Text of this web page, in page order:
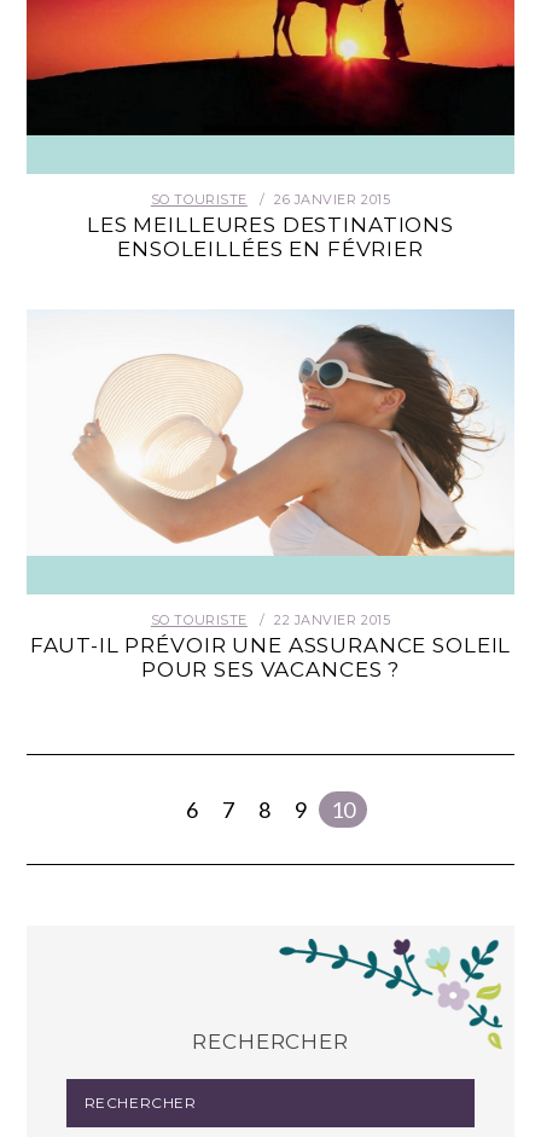
SO TOURISTE 26 JANVIER 2015
LES MEILLEURES DESTINATIONS
ENSOLEILLÉES EN FÉVRIER
SO TOURISTE 22 JANVIER 2015
FAUT-IL PRÉVOIR UNE ASSURANCE SOLEIL
POUR SES VACANCES ?
6 7 8 9 10
RECHERCHER